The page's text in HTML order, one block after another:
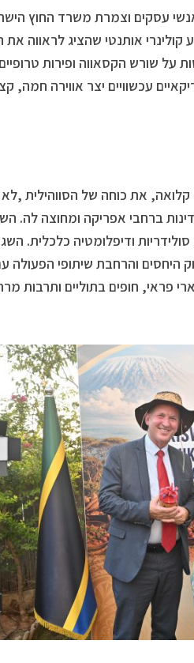
עסקים וצמרת משרד החוץ
אותנטי שהציג לראווה
על שורש הקסאווה ופירות
עכשוויים יצר אווירה חמה,
את כוחה של הסווהילית
ברחבי אפריקה ומחוצה לה.
ודיפלומטיה כלכלית.
היחסים והרחבת שיתופי הפעולה
פראי, חופים בתוליים ותרבות